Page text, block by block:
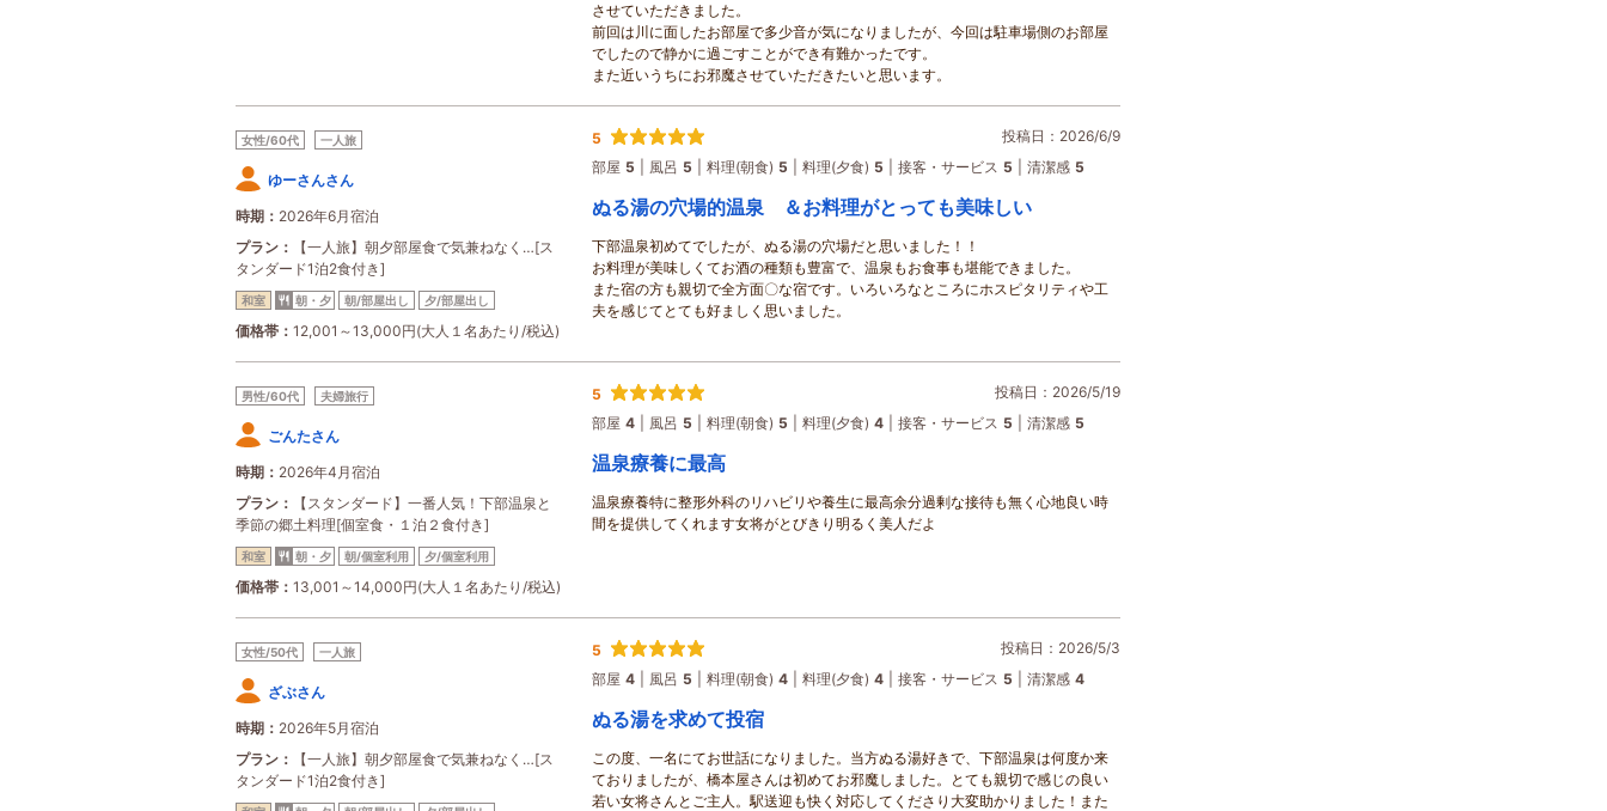
させていただきました。
前回は川に面したお部屋で多少音が気になりましたが、今回は駐車場側のお部屋
でしたので静かに過ごすことができ有難かったです。
また近いうちにお邪魔させていただきたいと思います。
女性/60代 一人旅
ゆーさんさん
時期
2026年6月宿泊
プラン
【一人旅】朝夕部屋食で気兼ねなく…[ス
タンダード1泊2食付き]
和室 朝・夕 朝/部屋出し 夕/部屋出し
価格帯 12,001～13,000円(大人１名あたり/税込)
5
投稿日：2026/6/9
部屋 5 風呂 5 料理(朝食) 5 料理(夕食) 5 接客・サービス 5 清潔感 5
ぬる湯の穴場的温泉 ＆お料理がとっても美味しい
下部温泉初めてでしたが、ぬる湯の穴場だと思いました！！
お料理が美味しくてお酒の種類も豊富で、温泉もお食事も堪能できました。
また宿の方も親切で全方面〇な宿です。いろいろなところにホスピタリティや工
夫を感じてとても好ましく思いました。
男性/60代 夫婦旅行
ごんたさん
時期
2026年4月宿泊
プラン
【スタンダード】一番人気！下部温泉と
季節の郷土料理[個室食・１泊２食付き]
和室 朝・夕 朝/個室利用 夕/個室利用
価格帯 13,001～14,000円(大人１名あたり/税込)
5
投稿日：2026/5/19
部屋 4 風呂 5 料理(朝食) 5 料理(夕食) 4 接客・サービス 5 清潔感 5
温泉療養に最高
温泉療養特に整形外科のリハビリや養生に最高余分過剰な接待も無く心地良い時
間を提供してくれます女将がとびきり明るく美人だよ
女性/50代 一人旅
ざぶさん
時期
2026年5月宿泊
プラン
【一人旅】朝夕部屋食で気兼ねなく…[ス
タンダード1泊2食付き]
5
投稿日：2026/5/3
部屋 4 風呂 5 料理(朝食) 4 料理(夕食) 4 接客・サービス 5 清潔感 4
ぬる湯を求めて投宿
この度、一名にてお世話になりました。当方ぬる湯好きで、下部温泉は何度か来
ておりましたが、橋本屋さんは初めてお邪魔しました。とても親切で感じの良い
若い女将さんとご主人。駅送迎も快く対応してくださり大変助かりました！また